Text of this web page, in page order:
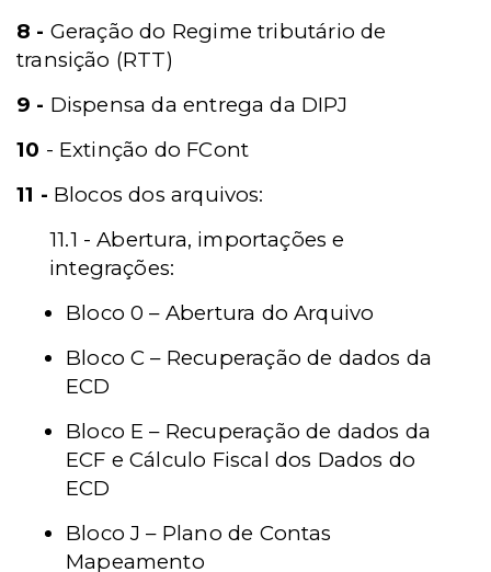
8 - Geração do Regime tributário de
transição (RTT)
9 - Dispensa da entrega da DIPJ
10 - Extinção do FCont
11 - Blocos dos arquivos:
11.1 - Abertura, importações e
integrações:
Bloco 0 – Abertura do Arquivo
Bloco C – Recuperação de dados da
ECD
Bloco E – Recuperação de dados da
ECF e Cálculo Fiscal dos Dados do
ECD
Bloco J – Plano de Contas
Mapeamento